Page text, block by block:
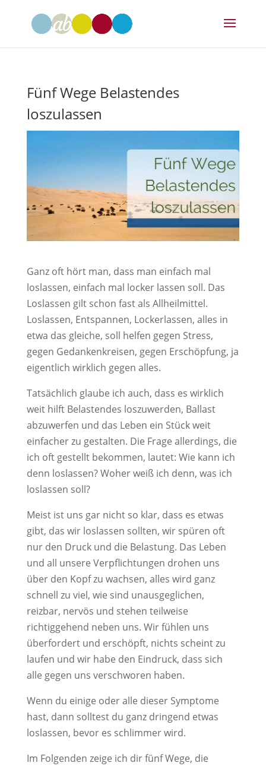
Fünf Wege Belastendes
loszulassen
Ganz oft hört man, dass man einfach mal
loslassen, einfach mal locker lassen soll. Das
Loslassen gilt schon fast als Allheilmittel.
Loslassen, Entspannen, Lockerlassen, alles in
etwa das gleiche, soll helfen gegen Stress,
gegen Gedankenkreisen, gegen Erschöpfung, ja
eigentlich wirklich gegen alles.
Tatsächlich glaube ich auch, dass es wirklich
weit hilft Belastendes loszuwerden, Ballast
abzuwerfen und das Leben ein Stück weit
einfacher zu gestalten. Die Frage allerdings, die
ich oft gestellt bekommen, lautet: Wie kann ich
denn loslassen? Woher weiß ich denn, was ich
loslassen soll?
Meist ist uns gar nicht so klar, dass es etwas
gibt, das wir loslassen sollten, wir spüren oft
nur den Druck und die Belastung. Das Leben
und all unsere Verpflichtungen drohen uns
über den Kopf zu wachsen, alles wird ganz
schnell zu viel, wie sind unausgeglichen,
reizbar, nervös und stehen teilweise
richtiggehend neben uns. Wir fühlen uns
überfordert und erschöpft, nichts scheint zu
laufen und wir habe den Eindruck, dass sich
alle gegen uns verschworen haben.
Wenn du einige oder alle dieser Symptome
hast, dann solltest du ganz dringend etwas
loslassen, bevor es schlimmer wird.
Im Folgenden zeige ich dir fünf Wege, die